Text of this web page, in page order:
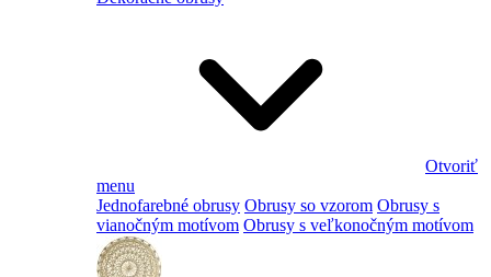
Otvoriť
menu
Jednofarebné obrusy Obrusy so vzorom Obrusy s
vianočným motívom Obrusy s veľkonočným motívom